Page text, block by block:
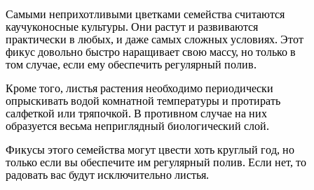
Самыми неприхотливыми цветками семейства считаются
каучуконосные культуры. Они растут и развиваются
практически в любых, и даже самых сложных условиях. Этот
фикус довольно быстро наращивает свою массу, но только в
том случае, если ему обеспечить регулярный полив.
Кроме того, листья растения необходимо периодически
опрыскивать водой комнатной температуры и протирать
салфеткой или тряпочкой. В противном случае на них
образуется весьма неприглядный биологический слой.
Фикусы этого семейства могут цвести хоть круглый год, но
только если вы обеспечите им регулярный полив. Если нет, то
радовать вас будут исключительно листья.